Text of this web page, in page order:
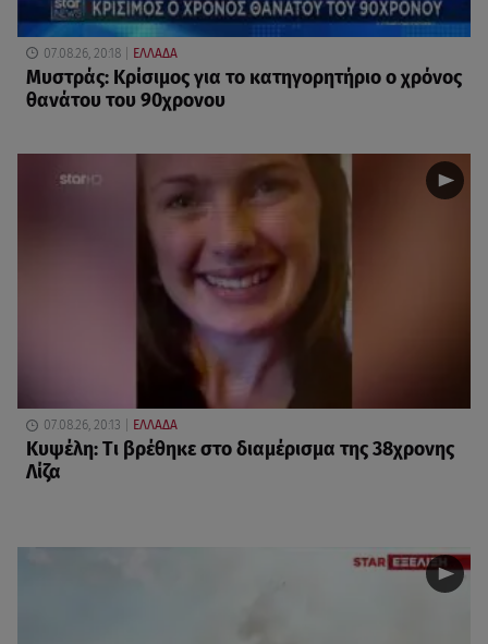
07.08.26, 20:18 ΕΛΛΑΔΑ
Μυστράς: Κρίσιμος για το κατηγορητήριο ο χρόνος
θανάτου του 90χρονου
07.08.26, 20:13 ΕΛΛΑΔΑ
Κυψέλη: Tι βρέθηκε στο διαμέρισμα της 38χρονης
Λίζα